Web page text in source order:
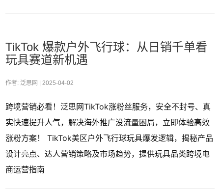
TikTok 爆款户外飞行球：从日销千单看
玩具赛道新机遇
作者: 泛思网 | 2025-04-02
跨境营销必看！泛思网TikTok涨粉丝服务，安全不封号、真
实快速提升人气，解决海外推广没流量困局，立即体验高效
涨粉方案！ TikTok美区户外飞行球玩具爆发逻辑，揭秘产品
设计亮点、达人营销策略及市场趋势，提供玩具品类跨境电
商运营指南